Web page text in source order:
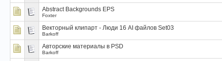
Abstract Backgrounds EPS
Foxter
Векторный клипарт - Люди 16 AI файлов Set03
Barkoff
Авторские материалы в PSD
Barkoff